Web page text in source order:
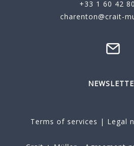
+33 1 60 42
charenton@crait-
Terms of services | Legal